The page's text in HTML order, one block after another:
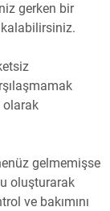
gerken bir
olarak
gelmemişse
oluşturarak
ve bakımını